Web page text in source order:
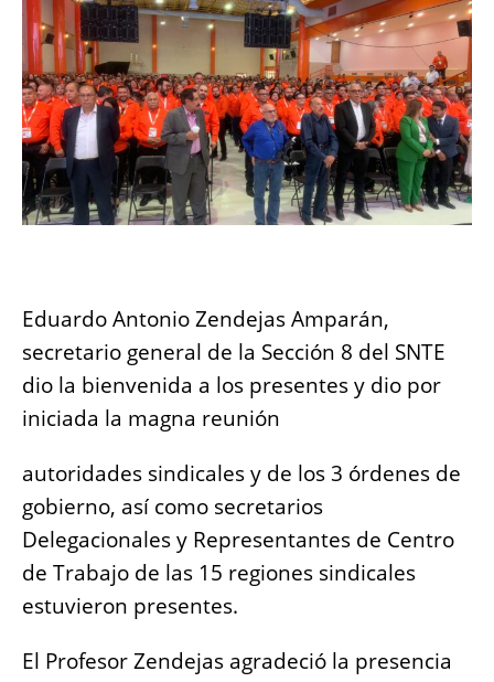
Eduardo Antonio Zendejas Amparán,
secretario general de la Sección 8 del SNTE
dio la bienvenida a los presentes y dio por
iniciada la magna reunión
autoridades sindicales y de los 3 órdenes de
gobierno, así como secretarios
Delegacionales y Representantes de Centro
de Trabajo de las 15 regiones sindicales
estuvieron presentes.
El Profesor Zendejas agradeció la presencia